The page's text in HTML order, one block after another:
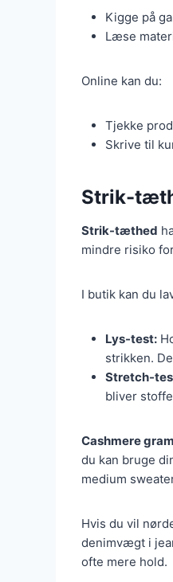
Kigge på
Læse
Online kan du:
Tjekke
Skrive til
Strik-
Strik-tæthed
mindre risiko
I butik kan du
Lys-test:
strikken.
Stretch-
bliver
Cashmere
du kan bruge
medium
Hvis du vil
denimvægt i
ofte mere hold.